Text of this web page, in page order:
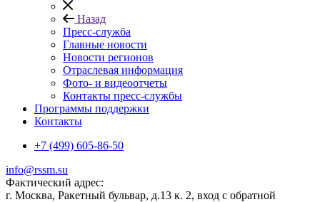
Назад
Пресс-служба
Главные новости
Новости регионов
Отраслевая информация
Фото- и видеоотчеты
Контакты пресс-службы
Программы поддержки
Контакты
+7 (499) 605-86-50
info@rssm.su
Фактический адрес:
г. Москва, Ракетный бульвар, д.13 к. 2, вход с обратной